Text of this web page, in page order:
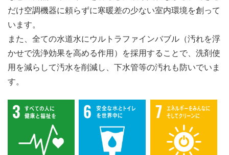
だけ空調機器に頼らずに寒暖差の少ない室内環境を創って
います。
また、全ての水道水にウルトラファインバブル（汚れを浮
かせで洗浄効果を高める作用）を採用することで、洗剤使
用を減らして汚水を削減し、下水管等の汚れも防いでいま
す。